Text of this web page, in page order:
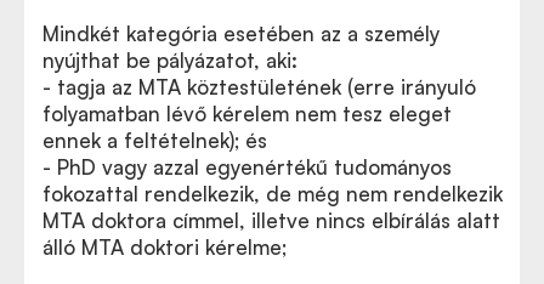
Mindkét kategória esetében az a személy
nyújthat be pályázatot, aki:
- tagja az MTA köztestületének (erre irányuló
folyamatban lévő kérelem nem tesz eleget
ennek a feltételnek); és
- PhD vagy azzal egyenértékű tudományos
fokozattal rendelkezik, de még nem rendelkezik
MTA doktora címmel, illetve nincs elbírálás alatt
álló MTA doktori kérelme;